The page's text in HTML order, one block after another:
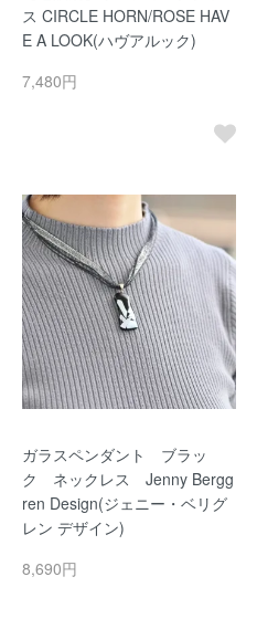
ス CIRCLE HORN/ROSE HAV
E A LOOK(ハヴアルック)
7,480円
ガラスペンダント ブラッ
ク ネックレス Jenny Bergg
ren Design(ジェニー・ベリグ
レン デザイン)
8,690円